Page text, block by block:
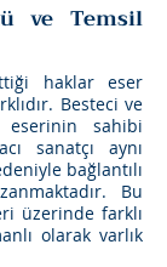
ve Temsil
haklar eser
Besteci ve
sahibi
sanatçı aynı
bağlantılı
Bu
üzerinde farklı
olarak varlık